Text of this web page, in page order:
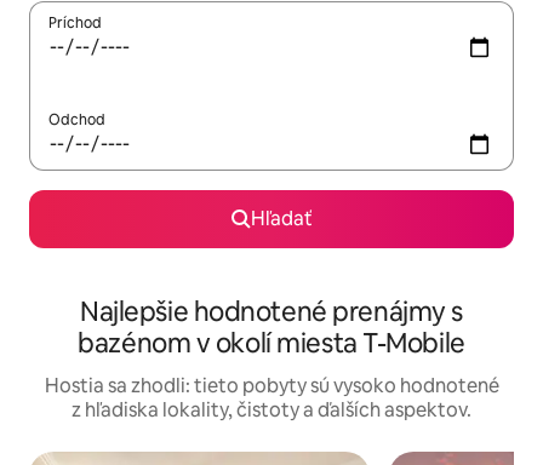
Príchod
Odchod
Hľadať
Najlepšie hodnotené prenájmy s
bazénom v okolí miesta T-Mobile
Hostia sa zhodli: tieto pobyty sú vysoko hodnotené
z hľadiska lokality, čistoty a ďalších aspektov.